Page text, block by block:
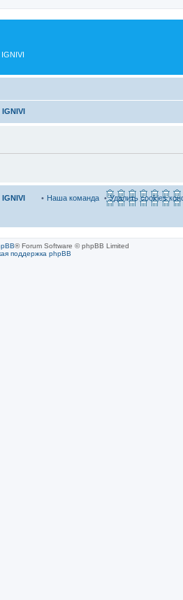
Удалить cookies
Наша команда
® Forum Software © phpBB Limited
поддержка phpBB